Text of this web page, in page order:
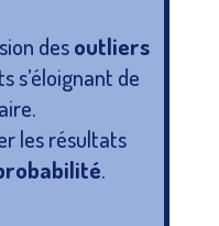
desoutliers
s’éloignant de
les résultats
.